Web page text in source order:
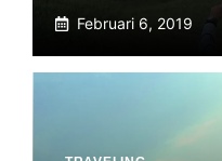
Februari 6, 2019